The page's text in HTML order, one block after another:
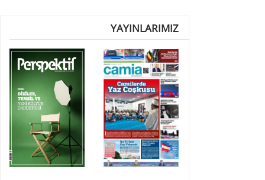
YAYINLARIMIZ